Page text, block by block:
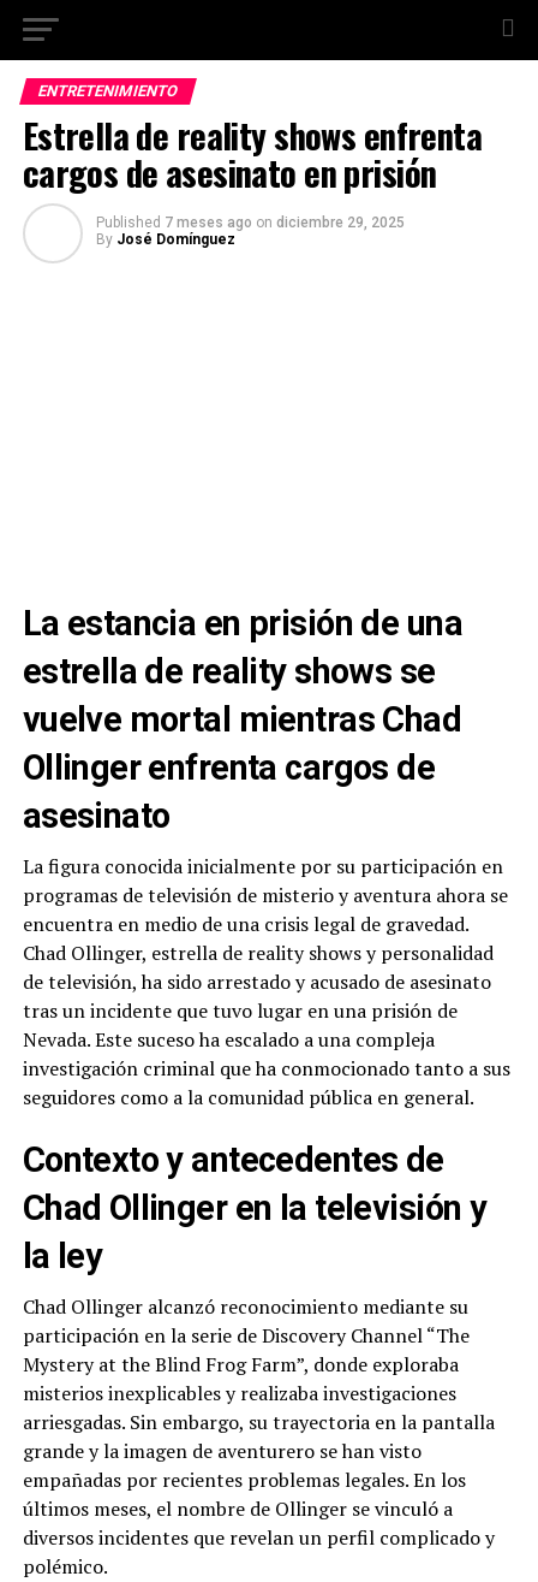
ENTRETENIMIENTO
Estrella de reality shows enfrenta
cargos de asesinato en prisión
Published 7 meses ago on diciembre 29, 2025
By José Domínguez
La estancia en prisión de una
estrella de reality shows se
vuelve mortal mientras Chad
Ollinger enfrenta cargos de
asesinato
La figura conocida inicialmente por su participación en
programas de televisión de misterio y aventura ahora se
encuentra en medio de una crisis legal de gravedad.
Chad Ollinger, estrella de reality shows y personalidad
de televisión, ha sido arrestado y acusado de asesinato
tras un incidente que tuvo lugar en una prisión de
Nevada. Este suceso ha escalado a una compleja
investigación criminal que ha conmocionado tanto a sus
seguidores como a la comunidad pública en general.
Contexto y antecedentes de
Chad Ollinger en la televisión y
la ley
Chad Ollinger alcanzó reconocimiento mediante su
participación en la serie de Discovery Channel “The
Mystery at the Blind Frog Farm”, donde exploraba
misterios inexplicables y realizaba investigaciones
arriesgadas. Sin embargo, su trayectoria en la pantalla
grande y la imagen de aventurero se han visto
empañadas por recientes problemas legales. En los
últimos meses, el nombre de Ollinger se vinculó a
diversos incidentes que revelan un perfil complicado y
polémico.